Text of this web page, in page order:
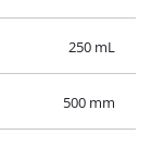
250 mL
500 mm